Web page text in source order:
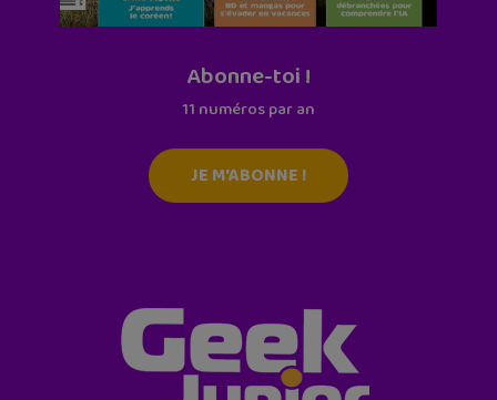
Abonne-toi !
11 numéros par an
JE M'ABONNE !